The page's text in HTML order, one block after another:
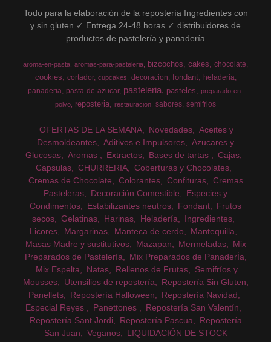
Todo para la elaboración de la repostería Ingredientes con
y sin gluten ✓ Entrega 24-48 horas ✓ distribuidores de
productos de pastelería y panadería
aroma-en-pasta aromas-para-pasteleria bizcochos cakes chocolate
cookies cortador cupcakes decoracion fondant
heladeria
panaderia pasta-de-azucar pasteleria pasteles
preparado-en-
polvo
reposteria restauracion sabores semifrios
OFERTAS DE LA SEMANA Novedades
Aceites y
Desmoldeantes
Aditivos e Impulsores
Azucares y
Glucosas
Aromas Extractos Bases de tartas
Cajas
Capsulas
CHURRERIA
Coberturas y Chocolates
Cremas de Chocolate
Colorantes Confituras
Cremas
Pasteleras
Decoración Comestible
Especies y
Condimentos
Estabilizantes neutros Fondant
Frutos
secos
Gelatinas Harinas Heladería
Ingredientes
Licores
Margarinas Manteca de cerdo
Mantequilla
Masas Madre y sustitutivos
Mazapan Mermeladas
Mix
Preparados de Pastelería
Mix Preparados de PanaderÍa
Mix Espelta
Natas Rellenos de Frutas
Semifríos y
Mousses
Utensilios de repostería
Repostería Sin Gluten
Panellets
Repostería Halloween
Repostería Navidad
Especial Reyes
Panettones
Repostería San Valentín
Repostería Sant Jordi
Repostería Pascua
Repostería
San Juan
Veganos LIQUIDACIÓN DE STOCK